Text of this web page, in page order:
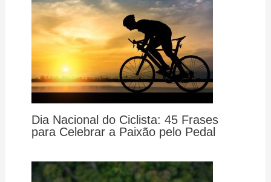
Dia Nacional do Ciclista: 45 Frases
para Celebrar a Paixão pelo Pedal